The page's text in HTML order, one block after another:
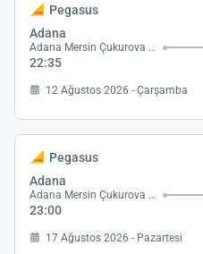
Pegasus
Adana
Adana Mersin Çukurova Havalimanı
22:35
12 Ağustos 2026 - Çarşamba
Pegasus
Adana
Adana Mersin Çukurova Havalimanı
23:00
17 Ağustos 2026 - Pazartesi